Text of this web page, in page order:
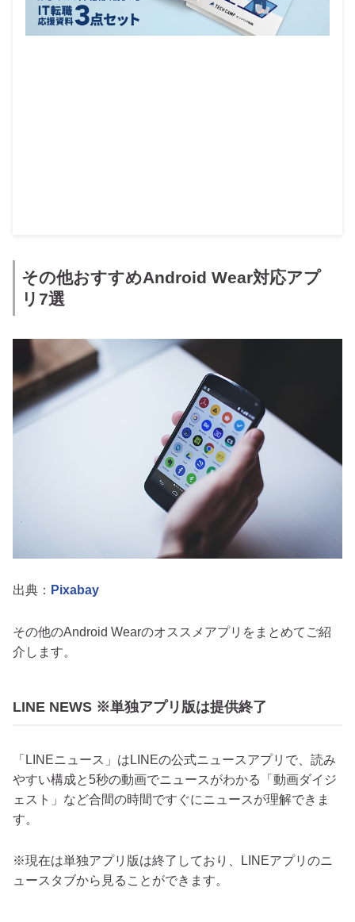
その他おすすめAndroid Wear対応アプ
リ7選
出典： Pixabay
その他のAndroid Wearのオススメアプリをまとめてご紹
介します。
LINE NEWS ※単独アプリ版は提供終了
「LINEニュース」はLINEの公式ニュースアプリで、読み
やすい構成と5秒の動画でニュースがわかる「動画ダイジ
ェスト」など合間の時間ですぐにニュースが理解できま
す。
※現在は単独アプリ版は終了しており、LINEアプリのニ
ュースタブから見ることができます。